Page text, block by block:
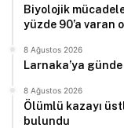
Biyolojik
yüzde 90’a varan
8 Ağustos 2026
Larnaka’ya
8 Ağustos 2026
Ölümlü kazayı
bulundu